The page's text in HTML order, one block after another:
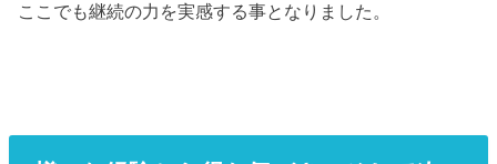
ここでも継続の力を実感する事となりました。